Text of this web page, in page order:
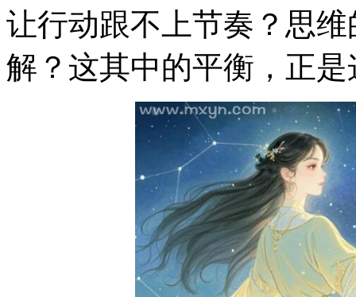
让行动跟不上节奏？思
解？这其中的平衡，正